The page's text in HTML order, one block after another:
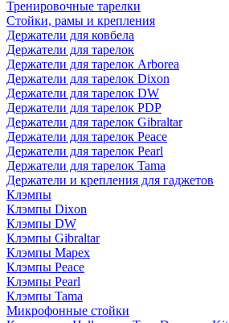
Тренировочные тарелки
Стойки, рамы и крепления
Держатели для ковбела
Держатели для тарелок
Держатели для тарелок Arborea
Держатели для тарелок Dixon
Держатели для тарелок DW
Держатели для тарелок PDP
Держатели для тарелок Gibraltar
Держатели для тарелок Peace
Держатели для тарелок Pearl
Держатели для тарелок Tama
Держатели и крепления для гаджетов
Клэмпы
Клэмпы Dixon
Клэмпы DW
Клэмпы Gibraltar
Клэмпы Mapex
Клэмпы Peace
Клэмпы Pearl
Клэмпы Tama
Микрофонные стойки